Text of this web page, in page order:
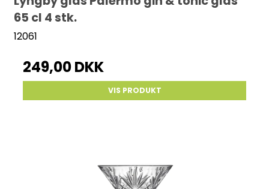
65 cl 4 stk.
12061
249,00 DKK
VIS PRODUKT